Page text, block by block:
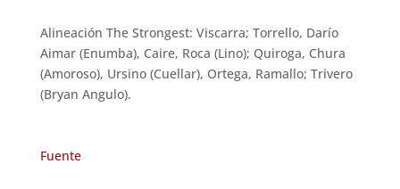
Alineación The Strongest: Viscarra; Torrello, Darío
Aimar (Enumba), Caire, Roca (Lino); Quiroga, Chura
(Amoroso), Ursino (Cuellar), Ortega, Ramallo; Trivero
(Bryan Angulo).
Fuente